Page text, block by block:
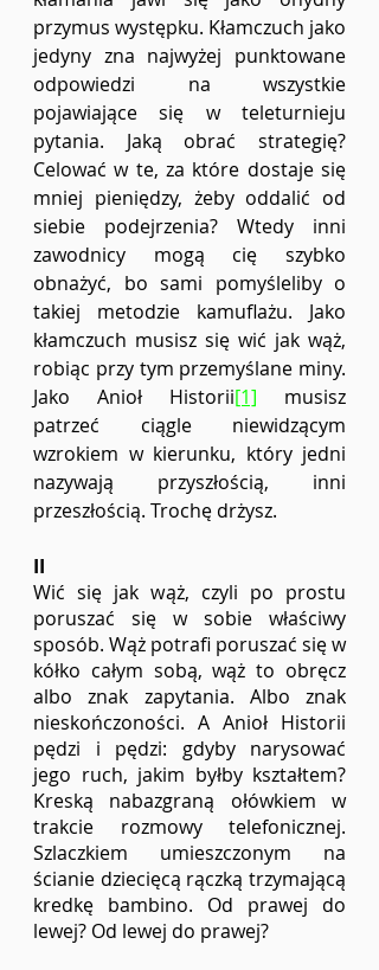
przymus występku. Kłamczuch jako
jedyny zna najwyżej punktowane
odpowiedzi na wszystkie
pojawiające się w teleturnieju
pytania. Jaką obrać strategię?
Celować w te, za które dostaje się
mniej pieniędzy, żeby oddalić od
siebie podejrzenia? Wtedy inni
zawodnicy mogą cię szybko
obnażyć, bo sami pomyśleliby o
takiej metodzie kamuflażu. Jako
kłamczuch musisz się wić jak wąż,
robiąc przy tym przemyślane miny.
Jako Anioł Historii[1] musisz
patrzeć ciągle niewidzącym
wzrokiem w kierunku, który jedni
nazywają przyszłością, inni
przeszłością. Trochę drżysz.
II
Wić się jak wąż, czyli po prostu
poruszać się w sobie właściwy
sposób. Wąż potrafi poruszać się w
kółko całym sobą, wąż to obręcz
albo znak zapytania. Albo znak
nieskończoności. A Anioł Historii
pędzi i pędzi: gdyby narysować
jego ruch, jakim byłby kształtem?
Kreską nabazgraną ołówkiem w
trakcie rozmowy telefonicznej.
Szlaczkiem umieszczonym na
ścianie dziecięcą rączką trzymającą
kredkę bambino. Od prawej do
lewej? Od lewej do prawej?